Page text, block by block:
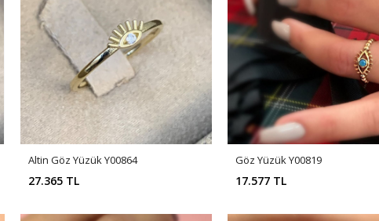
Altin Göz Yüzük Y00864
27.365 TL
Göz Yüzük Y00819
17.577 TL